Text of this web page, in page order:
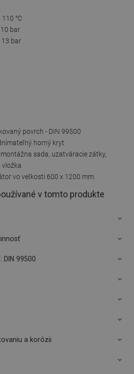
°C
bar
13 bar
povrch - DIN 99500
horný kryt
sada, uzatváracie zátky,
vložka
vo veľkosti 600 x 1200 mm.
v tomto produkte
DIN 99500
a korózii